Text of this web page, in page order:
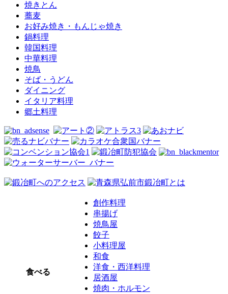
焼きとん
蕎麦
お好み焼き・もんじゃ焼き
鍋料理
韓国料理
中華料理
焼鳥
そば・うどん
ダイニング
イタリア料理
郷土料理
食べる
創作料理
串揚げ
焼鳥屋
餃子
小料理屋
和食
洋食・西洋料理
居酒屋
焼肉・ホルモン